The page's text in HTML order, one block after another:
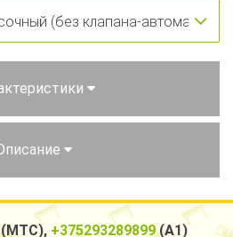
+375293289899(А1)